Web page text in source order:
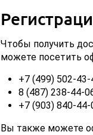
Чтобы получить
можете посетить
+7 (499) 502-43-
8 (487) 238-44-
+7 (903) 840-44-
Вы также можете